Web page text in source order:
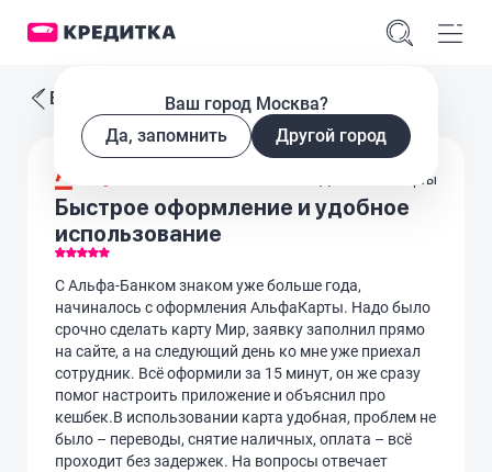
Ваш город Москва?
Да, запомнить
Другой город
Все отзывы
Быстрое оформление и удобное
использование
Дебетовые карты
С Альфа-Банком знаком уже больше года,
начиналось с оформления АльфаКарты. Надо было
срочно сделать карту Мир, заявку заполнил прямо
на сайте, а на следующий день ко мне уже приехал
сотрудник. Всё оформили за 15 минут, он же сразу
помог настроить приложение и объяснил про
кешбек.В использовании карта удобная, проблем не
было – переводы, снятие наличных, оплата – всё
проходит без задержек. На вопросы отвечает